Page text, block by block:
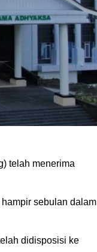
telah menerima
sebulan dalam
didisposisi ke